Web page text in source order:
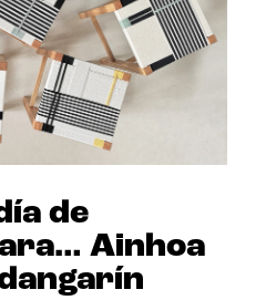
de
Ainhoa